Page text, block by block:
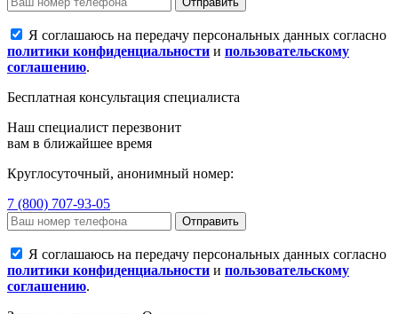
Я соглашаюсь на передачу персональных данных согласно
политики конфиденциальности и пользовательскому
соглашению.
Бесплатная консультация специалиста
Наш специалист перезвонит
вам в ближайшее время
Круглосуточный, анонимный номер:
7 (800) 707-93-05
Отправить
Я соглашаюсь на передачу персональных данных согласно
политики конфиденциальности и пользовательскому
соглашению.